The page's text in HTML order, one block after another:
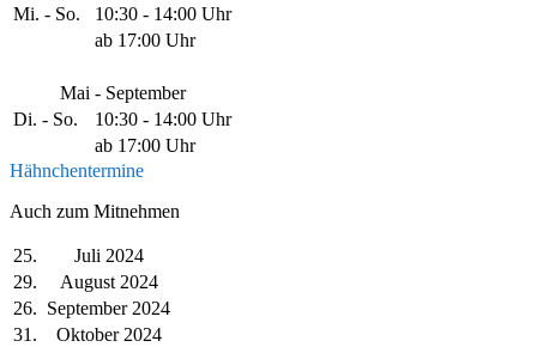
Mi. - So.
10:30 - 14:00 Uhr
ab 17:00 Uhr
Mai - September
Di. - So.
10:30 - 14:00 Uhr
ab 17:00 Uhr
Hähnchentermine
Auch zum Mitnehmen
25.
Juli 2024
29.
August 2024
26. September 2024
31.
Oktober 2024